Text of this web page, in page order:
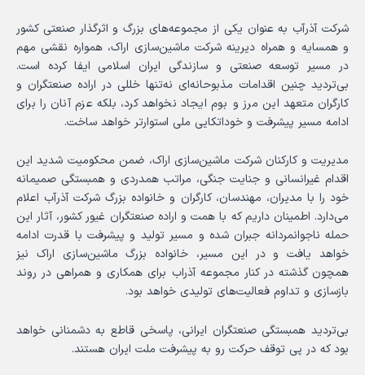
شرکت آذرآب به عنوان یکی از مجموعه‌های بزرگ و اثرگذار صنعتی کشور
و همسایه و همراه دیرینه شرکت ماشین‌سازی اراک، همواره نقشی مهم
در مسیر توسعه صنعتی و سازندگی ایران اسلامی ایفا کرده است.
بی‌تردید چنین اقدامات مذبوحانه‌ای نه‌تنها خللی در اراده صنعتگران و
کارگران متعهد این مرز و بوم ایجاد نخواهد کرد، بلکه عزم آنان را برای
ادامه مسیر پیشرفت و خوداتکایی ملی استوارتر خواهد ساخت.
مدیریت و کارکنان شرکت ماشین‌سازی اراک، ضمن محکومیت شدید این
اقدام غیرانسانی و جنایت جنگی، مراتب همدردی و همبستگی صمیمانه
خود را با مدیران، مهندسان، کارگران و خانواده بزرگ شرکت آذرآب اعلام
می‌دارد. اطمینان داریم که با همت و اراده صنعتگران غیور کشور، آثار این
حمله ناجوانمردانه جبران شده و مسیر تولید و پیشرفت با قدرت ادامه
خواهد یافت و در این مسیر، خانواده بزرگ ماشین‌سازی اراک نیز
همچون گذشته در کنار مجموعه آذراب برای همکاری و همراهی در روند
بازسازی و تداوم فعالیت‌های تولیدی خواهد بود.
بی‌تردید همبستگی صنعتگران ایرانی، پاسخی قاطع به دشمنانی خواهد
بود که در پی توقف حرکت رو به پیشرفت ملت ایران هستند.